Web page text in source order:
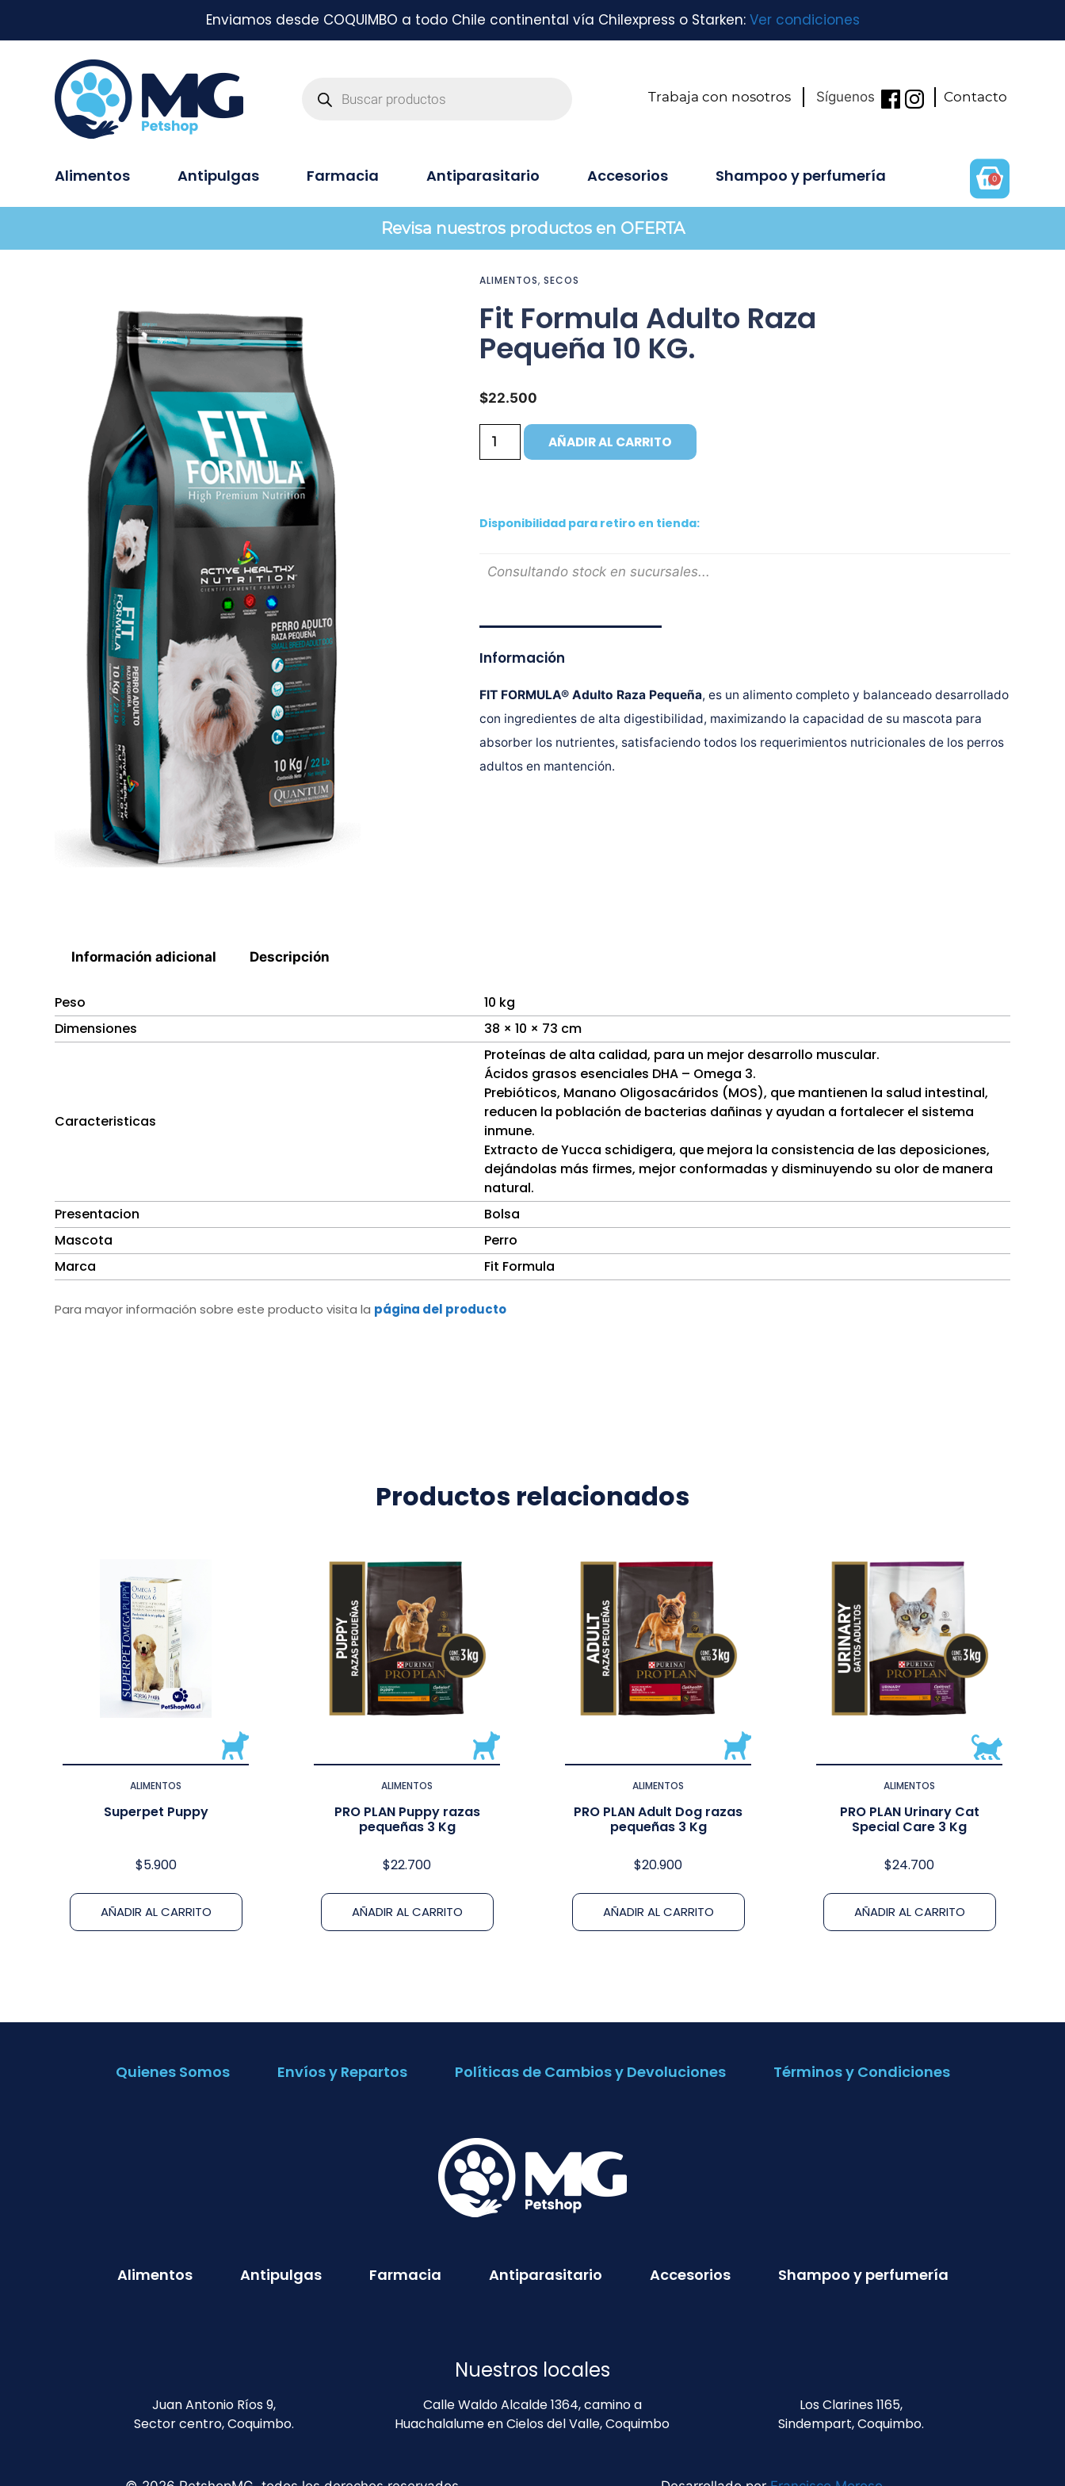
Enviamos desde COQUIMBO a todo Chile continental vía Chilexpress o Starken: Ver condiciones
Trabaja con nosotros Síguenos Contacto
Alimentos Antipulgas Farmacia Antiparasitario Accesorios Shampoo y perfumería 0
Revisa nuestros productos en OFERTA
ALIMENTOS, SECOS
Fit Formula Adulto Raza
Pequeña 10 KG.
$22.500
AÑADIR AL CARRITO
Disponibilidad para retiro en tienda:
Consultando stock en sucursales...
Información
FIT FORMULA® Adulto Raza Pequeña, es un alimento completo y balanceado desarrollado
con ingredientes de alta digestibilidad, maximizando la capacidad de su mascota para
absorber los nutrientes, satisfaciendo todos los requerimientos nutricionales de los perros
adultos en mantención.
Información adicional Descripción
Peso
10 kg
Dimensiones
38 × 10 × 73 cm
Caracteristicas
Proteínas de alta calidad, para un mejor desarrollo muscular.
Ácidos grasos esenciales DHA – Omega 3.
Prebióticos, Manano Oligosacáridos (MOS), que mantienen la salud intestinal,
reducen la población de bacterias dañinas y ayudan a fortalecer el sistema
inmune.
Extracto de Yucca schidigera, que mejora la consistencia de las deposiciones,
dejándolas más firmes, mejor conformadas y disminuyendo su olor de manera
natural.
Presentacion
Bolsa
Mascota
Perro
Marca
Fit Formula
Para mayor información sobre este producto visita la página del producto
Productos relacionados
ALIMENTOS
Superpet Puppy
$5.900
AÑADIR AL CARRITO
ALIMENTOS
PRO PLAN Puppy razas
pequeñas 3 Kg
$22.700
AÑADIR AL CARRITO
ALIMENTOS
PRO PLAN Adult Dog razas
pequeñas 3 Kg
$20.900
AÑADIR AL CARRITO
ALIMENTOS
PRO PLAN Urinary Cat
Special Care 3 Kg
$24.700
AÑADIR AL CARRITO
Quienes Somos Envíos y Repartos Políticas de Cambios y Devoluciones Términos y Condiciones
Alimentos Antipulgas Farmacia Antiparasitario Accesorios Shampoo y perfumería
Nuestros locales
Juan Antonio Ríos 9,
Sector centro, Coquimbo.
Calle Waldo Alcalde 1364, camino a
Huachalalume en Cielos del Valle, Coquimbo
Los Clarines 1165,
Sindempart, Coquimbo.